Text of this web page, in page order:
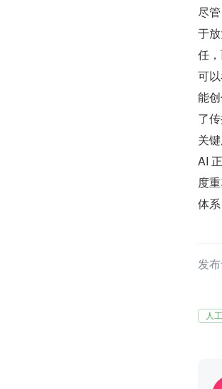
尽
于
任
可
能
了
关键
AI
度
体
发
人